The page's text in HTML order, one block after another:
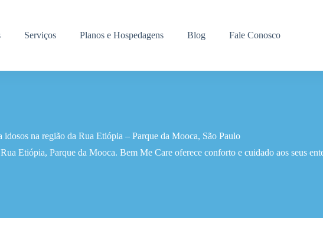
Serviços Planos e Hospedagens Blog Fale Conosco
idosos na região da Rua Etiópia – Parque da Mooca, São Paulo
Etiópia, Parque da Mooca. Bem Me Care oferece conforto e cuidado aos seus